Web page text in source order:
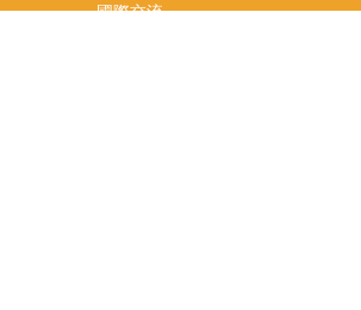
國際交流